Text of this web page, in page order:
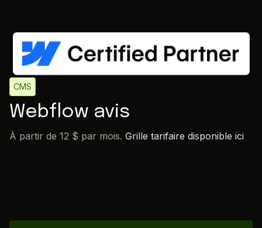
CMS
Webflow avis
À partir de 12 $ par mois. Grille tarifaire disponible ici